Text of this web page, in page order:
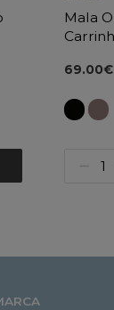
Mala
69.00€